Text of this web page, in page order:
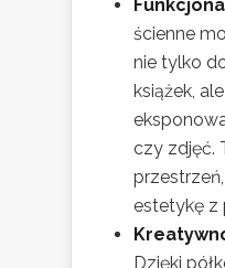
ścienne
nie tylko
książek,
czy zdjęć.
estetykę z
Dzięki